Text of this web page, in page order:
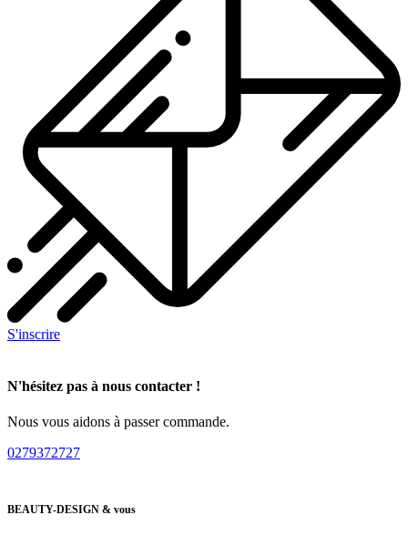
S'inscrire
N'hésitez pas à nous contacter !
Nous vous aidons à passer commande.
0279372727
BEAUTY-DESIGN & vous